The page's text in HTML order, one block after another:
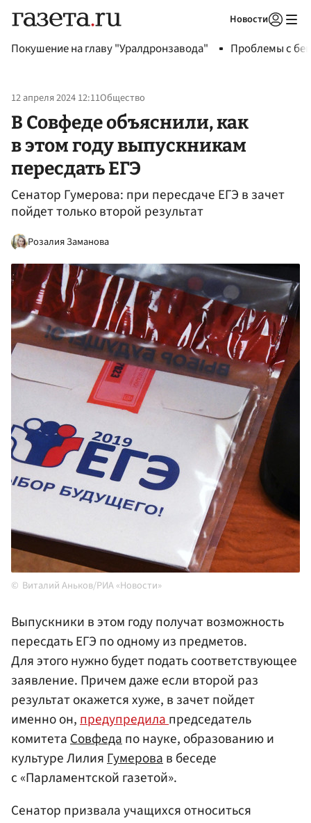
Новости
Покушение на главу "Уралдронзавода" Проблемы с
12 апреля 2024 12:11Общество
В Совфеде объяснили, как
в этом году выпускникам
пересдать ЕГЭ
Сенатор Гумерова: при пересдаче ЕГЭ в зачет
пойдет только второй результат
Розалия Заманова
Виталий Аньков/РИА «Новости»
Выпускники в этом году получат возможность
пересдать ЕГЭ по одному из предметов.
Для этого нужно будет подать соответствующее
заявление. Причем даже если второй раз
результат окажется хуже, в зачет пойдет
именно он,предупредилапредседатель
комитетаСовфедапо науке, образованию и
культуре ЛилияГумеровав беседе
с «Парламентской газетой».
Сенатор призвала учащихся относиться